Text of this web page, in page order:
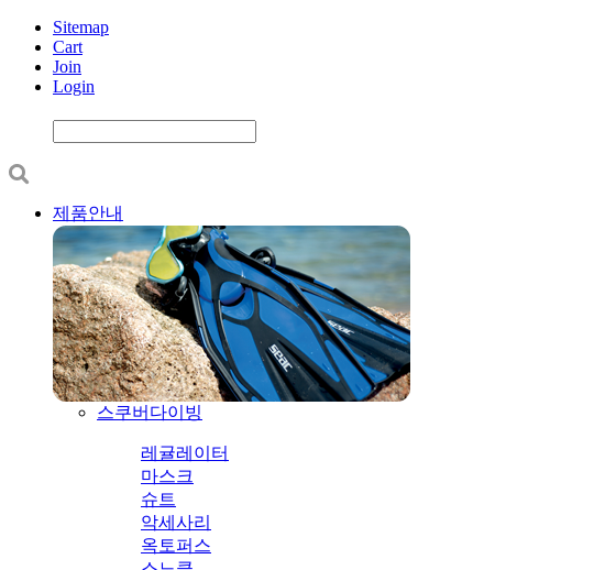
Sitemap
Cart
Join
Login
제품안내
스쿠버다이빙
레귤레이터
마스크
슈트
악세사리
옥토퍼스